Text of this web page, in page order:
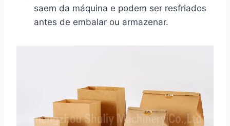
saem da máquina e podem ser resfriados
antes de embalar ou armazenar.